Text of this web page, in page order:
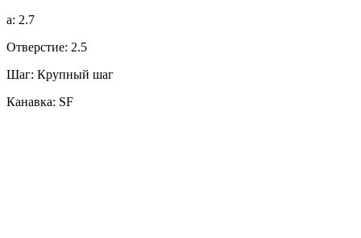
a: 2.7
Отверстие: 2.5
Шаг: Крупный шаг
Канавка: SF